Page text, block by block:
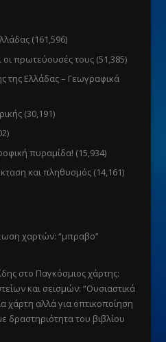
(161,596)
οι πρωτεύουσές τους (51,385)
της Ελλάδας – Γεωγραφικά
(30,191)
πυραμίδα! (15,934)
και πληθυσμός (14,161)
χαρτών: “μπραβο”
στο Παγκόσμιος χάρτης:
και σεισμών: “Ουσιαστικά
χάρτη αλλά για οπτικοποίηση
δραστηριότητα του βιβλίου